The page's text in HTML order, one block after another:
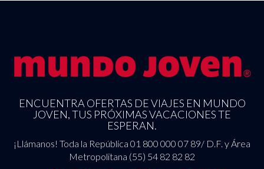
ENCUENTRA OFERTAS DE VIAJES EN MUNDO
JOVEN, TUS PRÓXIMAS VACACIONES TE
ESPERAN.
¡Llámanos! Toda la República 01 800 000 07 89/ D.F. y Área
Metropolitana (55) 54 82 82 82